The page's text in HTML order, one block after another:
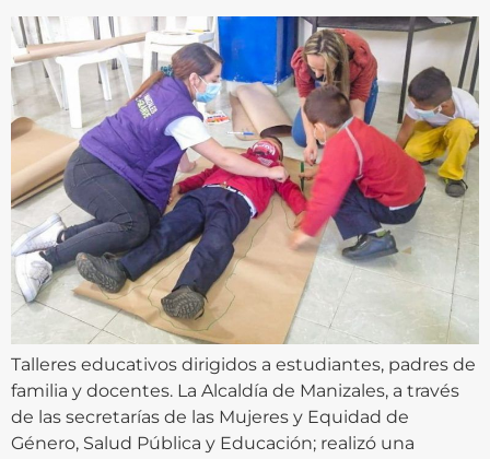
Talleres educativos dirigidos a estudiantes, padres de
familia y docentes. La Alcaldía de Manizales, a través
de las secretarías de las Mujeres y Equidad de
Género, Salud Pública y Educación; realizó una